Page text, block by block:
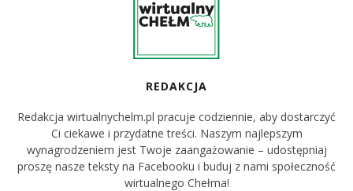
REDAKCJA
Redakcja wirtualnychelm.pl pracuje codziennie, aby dostarczyć
Ci ciekawe i przydatne treści. Naszym najlepszym
wynagrodzeniem jest Twoje zaangażowanie – udostępniaj
proszę nasze teksty na Facebooku i buduj z nami społeczność
wirtualnego Chełma!